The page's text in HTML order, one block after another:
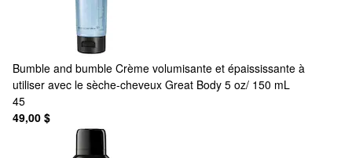
Bumble and bumble Crème volumisante et épaississante à
utiliser avec le sèche-cheveux Great Body 5 oz/ 150 mL
45
49,00 $